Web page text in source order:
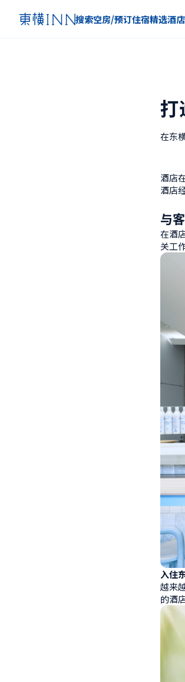
搜索空房/预订住宿精选酒
打
在东
酒店
酒店
与
在酒
关工
入住
越来
的酒